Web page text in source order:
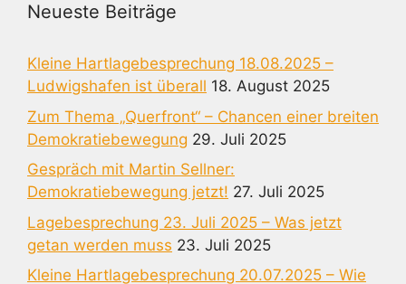
Neueste Beiträge
Kleine Hartlagebesprechung 18.08.2025 –
Ludwigshafen ist überall 18. August 2025
Zum Thema „Querfront“ – Chancen einer breiten
Demokratiebewegung 29. Juli 2025
Gespräch mit Martin Sellner:
Demokratiebewegung jetzt! 27. Juli 2025
Lagebesprechung 23. Juli 2025 – Was jetzt
getan werden muss 23. Juli 2025
Kleine Hartlagebesprechung 20.07.2025 – Wie